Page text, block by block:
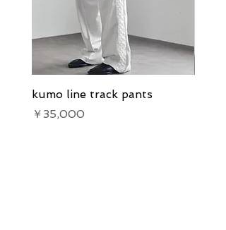
kumo line track pants
価格
￥35,000